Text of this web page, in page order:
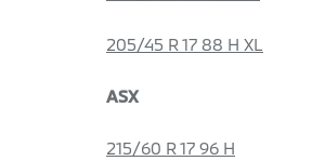
205/45 R 17 88 H XL
ASX
215/60 R 17 96 H